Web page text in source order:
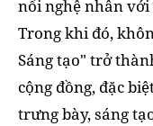
nối nghệ nhân
Trong khi đó,
Sáng tạo" trở
cộng đồng, đặc
trưng bày, sáng